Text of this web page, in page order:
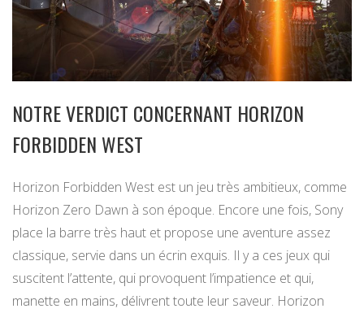
NOTRE VERDICT CONCERNANT HORIZON
FORBIDDEN WEST
Horizon Forbidden West est un jeu très ambitieux, comme
Horizon Zero Dawn à son époque. Encore une fois, Sony
place la barre très haut et propose une aventure assez
classique, servie dans un écrin exquis. Il y a ces jeux qui
suscitent l’attente, qui provoquent l’impatience et qui,
manette en mains, délivrent toute leur saveur. Horizon